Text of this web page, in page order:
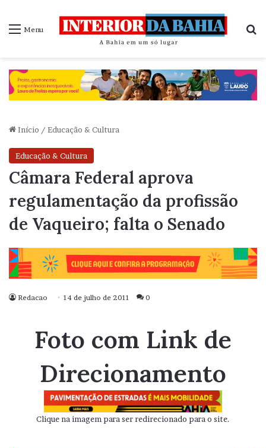
Menu
Início / Educação & Cultura
Educação & Cultura
Câmara Federal aprova
regulamentação da profissão
de Vaqueiro; falta o Senado
Redacao 14 de julho de 2011 0
Foto com Link de
Direcionamento
Clique na imagem para ser redirecionado para o site.